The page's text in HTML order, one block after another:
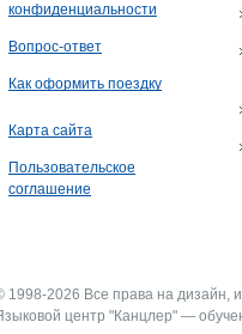
конфиденциальности
Вопрос-ответ
Как оформить поездку
Карта сайта
Пользовательское
соглашение
1998-2026 Все права на дизайн,
центр "Канцлер" —